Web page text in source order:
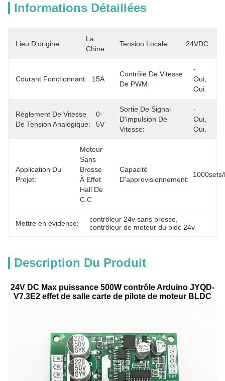
Informations Détaillées
Lieu D'origine:
La
Chine
Tension Locale: 24VDC
Courant Fonctionnant: 15A
Contrôle De Vitesse
De PWM:
-
Oui,
Oui.
Règlement De Vitesse
De Tension Analogique:
0-
5V
Sortie De Signal
D'impulsion De
Vitesse:
-
Oui,
Oui.
Application Du
Projet:
Moteur
Sans
Brosse
À Effet
Hall De
C.C
Capacité
D'approvisionnement:
Mettre en évidence: contrôleur 24v sans brosse
contrôleur de moteur du bldc 24v
Description Du Produit
24V DC Max puissance 500W contrôle Arduino JYQD-
V7.3E2 effet de salle carte de pilote de moteur BLDC